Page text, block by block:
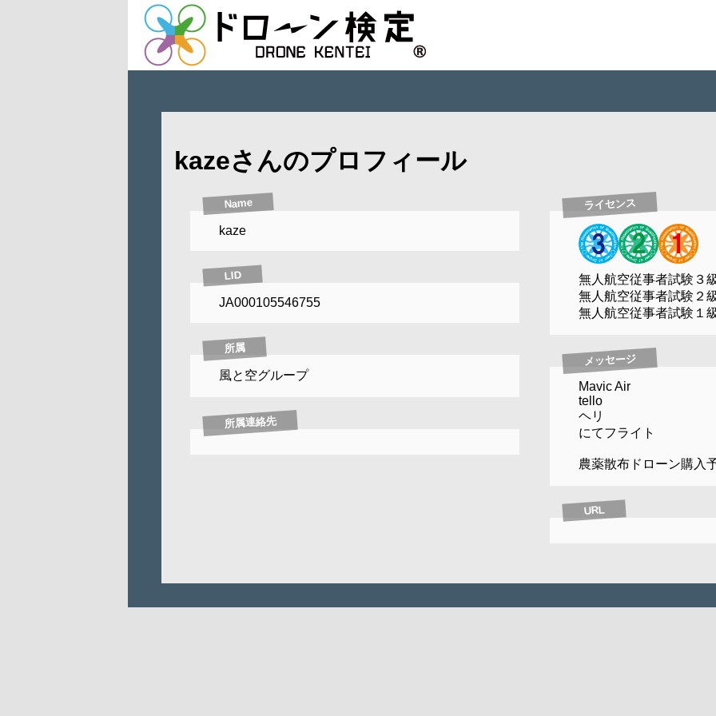
kazeさんのプロフィール
Name
kaze
LID
JA000105546755
所属
風と空グループ
所属連絡先
ライセンス
無人航空従事者試験３
無人航空従事者試験２
無人航空従事者試験１
メッセージ
Mavic Air
tello
ヘリ
にてフライト
農薬散布ドローン購入
URL